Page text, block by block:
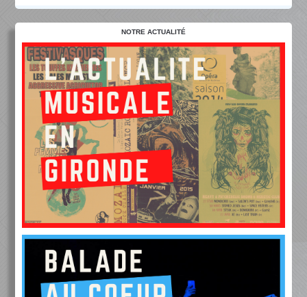
NOTRE ACTUALITÉ